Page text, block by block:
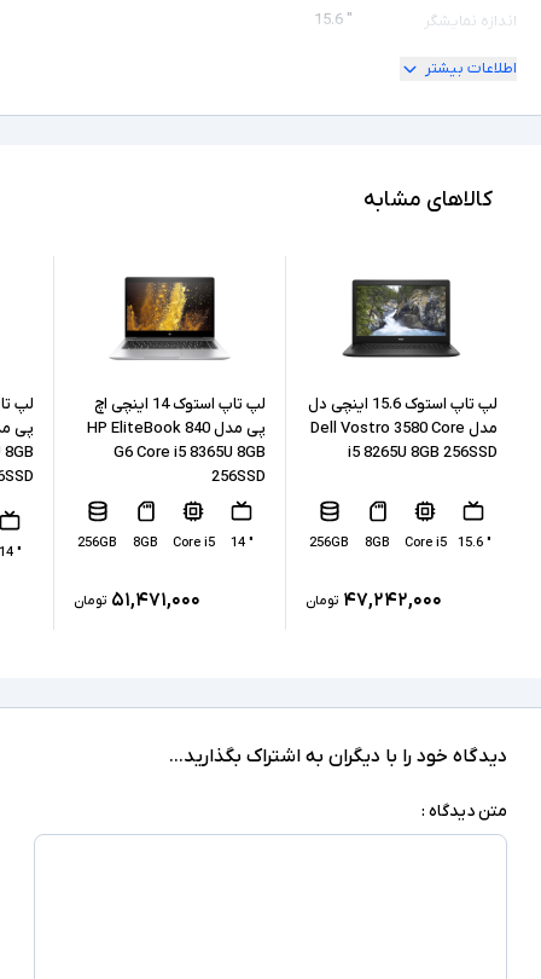
اندازه نمایشگر " 15.6
امکان چرخش
نسل پردازنده
16GB
حافظه داخلی 1TB
نوع حافظه داخلی SSD
پردازنده گرافیکی
AMD Radeon Graphics + NVIDIA GeForce GTX
1650
کارت گرافیک اختصاصی 4GB
سیستم عامل ‎Windows 10 Pro
اطلاعات بیشتر
کالاهای مشابه
لپ تاپ استوک 15.6 اینچی دل
مدل Dell Vostro 3580 Core
i5 8265U 8GB 256SSD
" 15.6
Core i5
8GB
256GB
۴۷,۲۴۲,۰۰۰ تومان
لپ تاپ استوک 14 اینچی اچ
پی مدل HP EliteBook 840
G6 Core i5 8365U 8GB
256SSD
" 14
Core i5
8GB
256GB
۵۱,۴۷۱,۰۰۰ تومان
8GB
" 14
دیدگاه خود را با دیگران به اشتراک بگذارید...
متن دیدگاه :